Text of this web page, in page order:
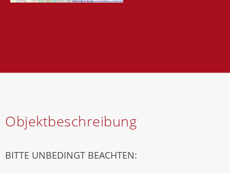
Objektbeschreibung
BITTE UNBEDINGT BEACHTEN: